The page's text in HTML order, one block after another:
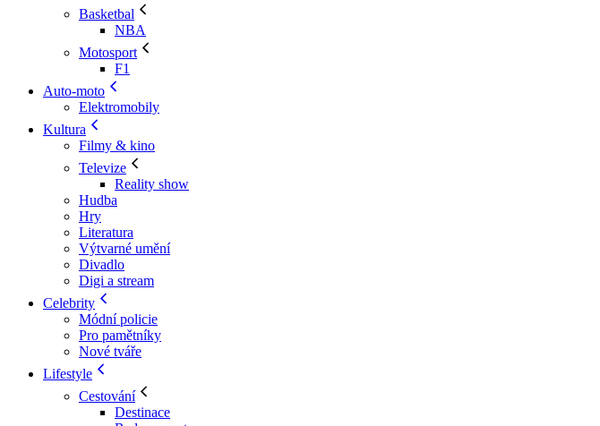
Basketbal
NBA
Motosport
F1
Auto-moto
Elektromobily
Kultura
Filmy & kino
Televize
Reality show
Hudba
Hry
Literatura
Výtvarné umění
Divadlo
Digi a stream
Celebrity
Módní policie
Pro pamětníky
Nové tváře
Lifestyle
Cestování
Destinace